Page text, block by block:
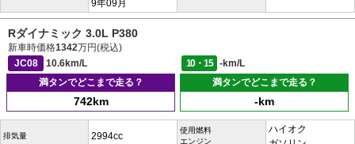
9年09月
Rダイナミック 3.0L P380
新車時価格1342万円(税込)
JC08
10.6km/L 10・15
-km/L
満タンでどこまで走る？
742km
満タンでどこまで走る？
-km
排気量 2994cc
使用燃料
エンジン
ハイオク